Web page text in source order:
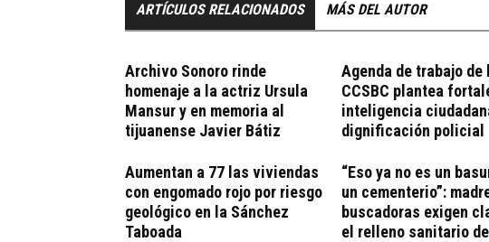
ARTÍCULOS RELACIONADOS MÁS DEL AUTOR
Archivo Sonoro rinde
homenaje a la actriz Ursula
Mansur y en memoria al
tijuanense Javier Bátiz
Agenda de trabajo de
CCSBC plantea
inteligencia
dignificación policial
Aumentan a 77 las viviendas
con engomado rojo por riesgo
geológico en la Sánchez
Taboada
“Eso ya no es un
un cementerio”:
buscadoras exigen
el relleno sanitario de